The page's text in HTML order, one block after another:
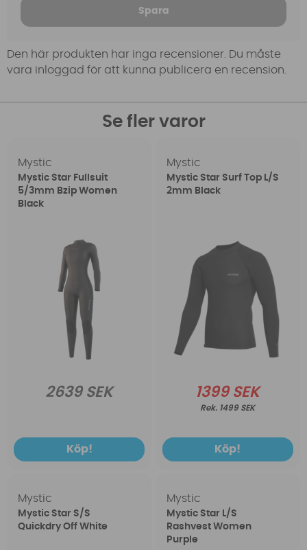
Spara
Den här produkten har inga recensioner. Du måste
vara inloggad för att kunna publicera en recension.
Se fler varor
Mystic
Mystic Star Fullsuit
5/3mm Bzip Women
Black
2639 SEK
Köp!
Mystic
Mystic Star Surf Top L/S
2mm Black
1399 SEK
1499 SEK
Köp!
Mystic
Mystic Star S/S
Quickdry Off White
Mystic
Mystic Star L/S
Rashvest Women
Purple